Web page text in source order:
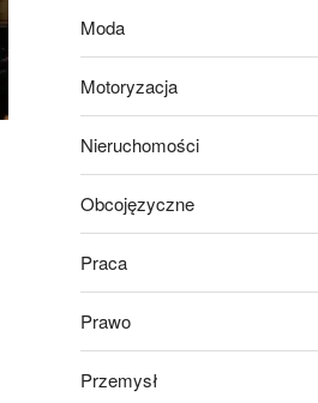
Moda
Motoryzacja
Nieruchomości
Obcojęzyczne
Praca
Prawo
Przemysł